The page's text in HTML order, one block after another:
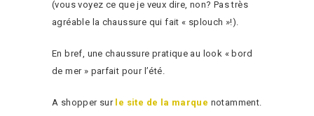
(vous voyez ce que je veux dire, non? Pas très
agréable la chaussure qui fait « splouch »!).
En bref, une chaussure pratique au look « bord
de mer » parfait pour l’été.
A shopper sur le site de la marque notamment.